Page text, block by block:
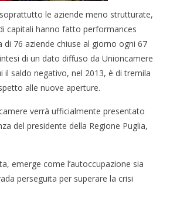
le aziende meno strutturate,
capitali hanno fatto performances
di 76 aziende chiuse al giorno ogni 67
di un dato diffuso da Unioncamere
il saldo negativo, nel 2013, è di tremila
alle nuove aperture.
verrà ufficialmente presentato
del presidente della Regione Puglia,
emerge come l’autoccupazione sia
perseguita per superare la crisi